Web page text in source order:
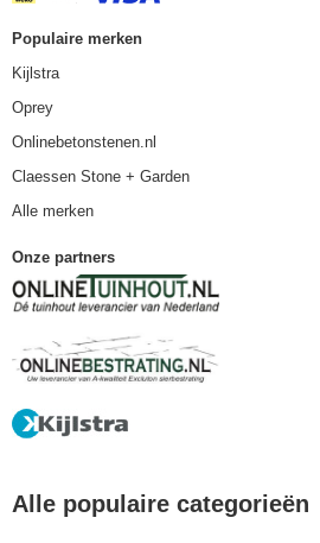
Populaire merken
Kijlstra
Oprey
Onlinebetonstenen.nl
Claessen Stone + Garden
Alle merken
Onze partners
Alle populaire categorieën